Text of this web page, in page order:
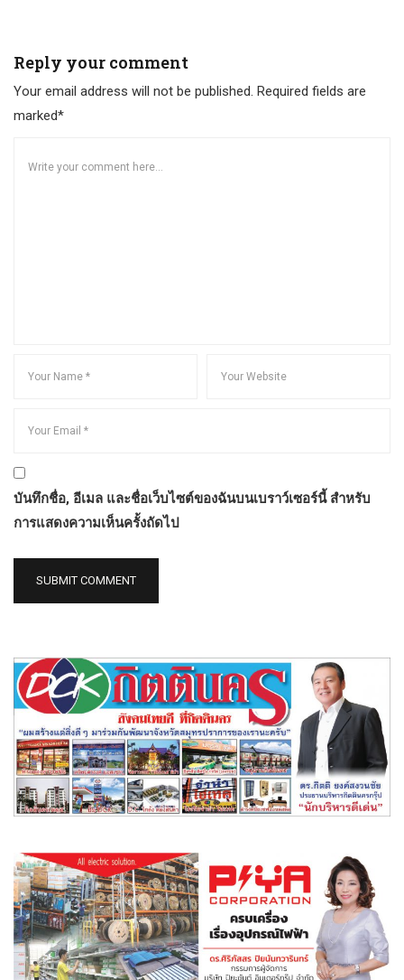
Reply your comment
Your email address will not be published. Required fields are
marked*
บันทึกชื่อ, อีเมล และชื่อเว็บไซต์ของฉันบนเบราว์เซอร์นี้ สำหรับ
การแสดงความเห็นครั้งถัดไป